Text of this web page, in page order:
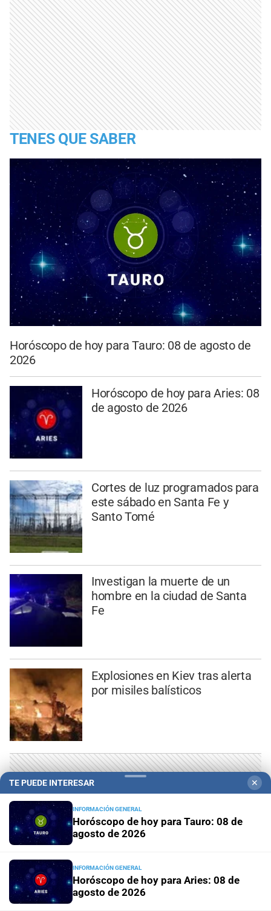
TENES QUE SABER
Horóscopo de hoy para Tauro: 08 de agosto de
2026
Horóscopo de hoy para Aries: 08
de agosto de 2026
Cortes de luz programados para
este sábado en Santa Fe y
Santo Tomé
Investigan la muerte de un
hombre en la ciudad de Santa
Fe
Explosiones en Kiev tras alerta
por misiles balísticos
TE PUEDE INTERESAR ✕
INFORMACIÓN GENERAL
Horóscopo de hoy para Tauro: 08 de
agosto de 2026
INFORMACIÓN GENERAL
Horóscopo de hoy para Aries: 08 de
agosto de 2026